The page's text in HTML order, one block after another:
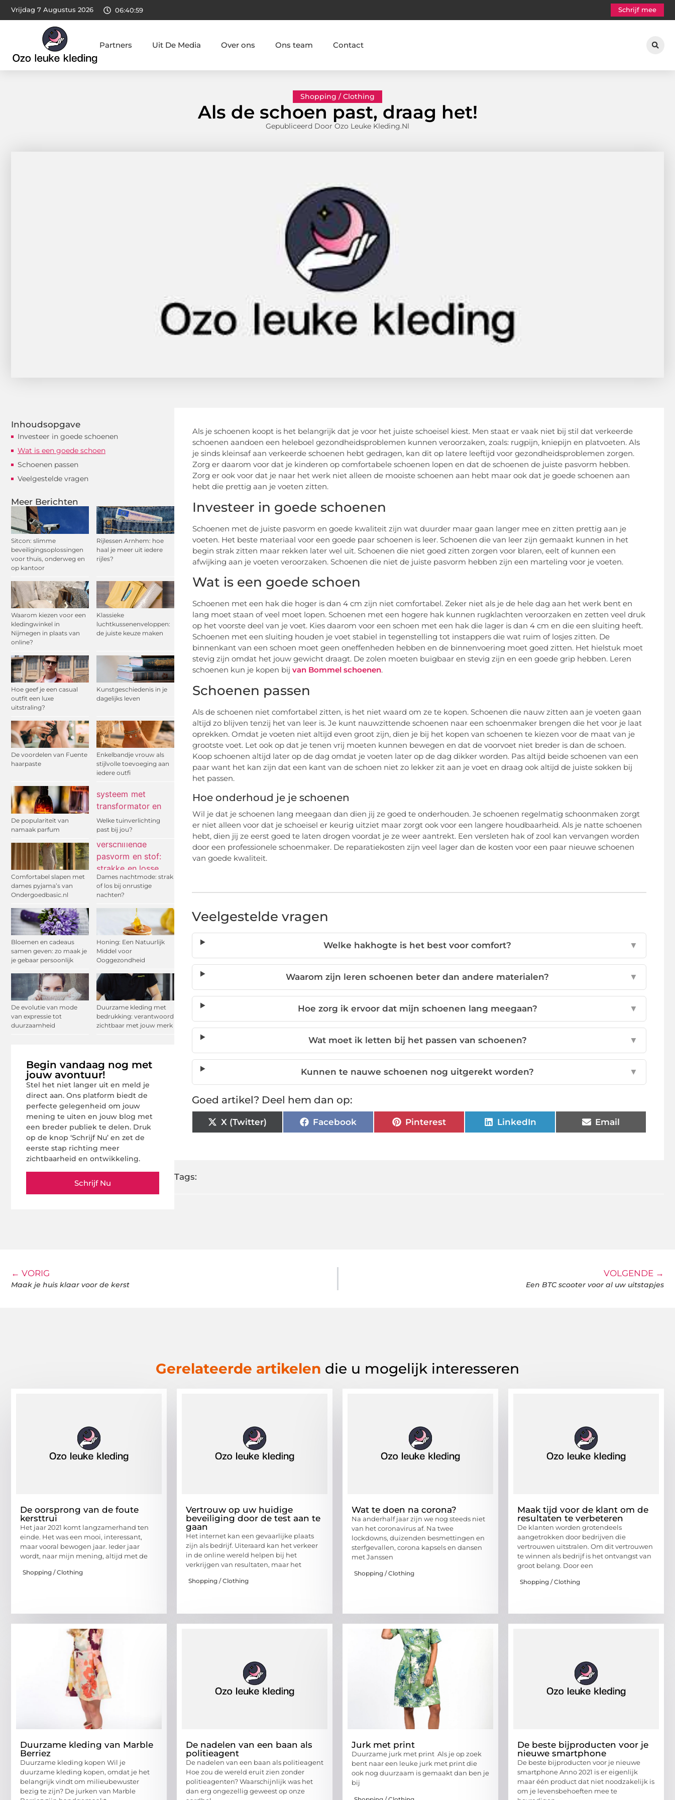
Vrijdag 7 Augustus 2026 06:41:00 Schrijf mee
Partners Uit De Media Over ons Ons team Contact
Shopping / Clothing
Als de schoen past, draag het!
Gepubliceerd Door Ozo Leuke Kleding.nl
Inhoudsopgave
Investeer in goede schoenen
Wat is een goede schoen
Schoenen passen
Veelgestelde vragen
Meer Berichten
Sitcon: slimme
beveiligingsoplossingen
voor thuis, onderweg en
op kantoor
Rijlessen Arnhem: hoe
haal je meer uit iedere
rijles?
Waarom kiezen voor een
kledingwinkel in
Nijmegen in plaats van
online?
Klassieke
luchtkussenenveloppen:
de juiste keuze maken
Hoe geef je een casual
outfit een luxe
uitstraling?
Kunstgeschiedenis in je
dagelijks leven
De voordelen van Fuente
haarpaste
Enkelbandje vrouw als
stijlvolle toevoeging aan
iedere outfi
De populariteit van
namaak parfum
Welke tuinverlichting
past bij jou?
Comfortabel slapen met
dames pyjama’s van
Ondergoedbasic.nl
Dames nachtmode: strak
of los bij onrustige
nachten?
Bloemen en cadeaus
samen geven: zo maak je
je gebaar persoonlijk
Honing: Een Natuurlijk
Middel voor
Ooggezondheid
De evolutie van mode
van expressie tot
duurzaamheid
Duurzame kleding met
bedrukking: verantwoord
zichtbaar met jouw merk
Begin vandaag nog met
jouw avontuur!
Stel het niet langer uit en meld je
direct aan. Ons platform biedt de
perfecte gelegenheid om jouw
mening te uiten en jouw blog met
een breder publiek te delen. Druk
op de knop ‘Schrijf Nu’ en zet de
eerste stap richting meer
zichtbaarheid en ontwikkeling.
Schrijf Nu
Als je schoenen koopt is het belangrijk dat je voor het juiste schoeisel kiest. Men staat er vaak niet bij stil dat verkeerde
schoenen aandoen een heleboel gezondheidsproblemen kunnen veroorzaken, zoals: rugpijn, kniepijn en platvoeten. Als
je sinds kleinsaf aan verkeerde schoenen hebt gedragen, kan dit op latere leeftijd voor gezondheidsproblemen zorgen.
Zorg er daarom voor dat je kinderen op comfortabele schoenen lopen en dat de schoenen de juiste pasvorm hebben.
Zorg er ook voor dat je naar het werk niet alleen de mooiste schoenen aan hebt maar ook dat je goede schoenen aan
hebt die prettig aan je voeten zitten.
Investeer in goede schoenen
Schoenen met de juiste pasvorm en goede kwaliteit zijn wat duurder maar gaan langer mee en zitten prettig aan je
voeten. Het beste materiaal voor een goede paar schoenen is leer. Schoenen die van leer zijn gemaakt kunnen in het
begin strak zitten maar rekken later wel uit. Schoenen die niet goed zitten zorgen voor blaren, eelt of kunnen een
afwijking aan je voeten veroorzaken. Schoenen die niet de juiste pasvorm hebben zijn een marteling voor je voeten.
Wat is een goede schoen
Schoenen met een hak die hoger is dan 4 cm zijn niet comfortabel. Zeker niet als je de hele dag aan het werk bent en
lang moet staan of veel moet lopen. Schoenen met een hogere hak kunnen rugklachten veroorzaken en zetten veel druk
op het voorste deel van je voet. Kies daarom voor een schoen met een hak die lager is dan 4 cm en die een sluiting heeft.
Schoenen met een sluiting houden je voet stabiel in tegenstelling tot instappers die wat ruim of losjes zitten. De
binnenkant van een schoen moet geen oneffenheden hebben en de binnenvoering moet goed zitten. Het hielstuk moet
stevig zijn omdat het jouw gewicht draagt. De zolen moeten buigbaar en stevig zijn en een goede grip hebben. Leren
schoenen kun je kopen bij van Bommel schoenen.
Schoenen passen
Als de schoenen niet comfortabel zitten, is het niet waard om ze te kopen. Schoenen die nauw zitten aan je voeten gaan
altijd zo blijven tenzij het van leer is. Je kunt nauwzittende schoenen naar een schoenmaker brengen die het voor je laat
oprekken. Omdat je voeten niet altijd even groot zijn, dien je bij het kopen van schoenen te kiezen voor de maat van je
grootste voet. Let ook op dat je tenen vrij moeten kunnen bewegen en dat de voorvoet niet breder is dan de schoen.
Koop schoenen altijd later op de dag omdat je voeten later op de dag dikker worden. Pas altijd beide schoenen van een
paar want het kan zijn dat een kant van de schoen niet zo lekker zit aan je voet en draag ook altijd de juiste sokken bij
het passen.
Hoe onderhoud je je schoenen
Wil je dat je schoenen lang meegaan dan dien jij ze goed te onderhouden. Je schoenen regelmatig schoonmaken zorgt
er niet alleen voor dat je schoeisel er keurig uitziet maar zorgt ook voor een langere houdbaarheid. Als je natte schoenen
hebt, dien jij ze eerst goed te laten drogen voordat je ze weer aantrekt. Een versleten hak of zool kan vervangen worden
door een professionele schoenmaker. De reparatiekosten zijn veel lager dan de kosten voor een paar nieuwe schoenen
van goede kwaliteit.
Veelgestelde vragen
Welke hakhogte is het best voor comfort? ▼
Waarom zijn leren schoenen beter dan andere materialen? ▼
Hoe zorg ik ervoor dat mijn schoenen lang meegaan? ▼
Wat moet ik letten bij het passen van schoenen? ▼
Kunnen te nauwe schoenen nog uitgerekt worden? ▼
Goed artikel? Deel hem dan op:
X (Twitter) Facebook Pinterest LinkedIn Email
Tags:
← VORIG
Maak je huis klaar voor de kerst
VOLGENDE →
Een BTC scooter voor al uw uitstapjes
Gerelateerde artikelen die u mogelijk interesseren
De oorsprong van de foute
kersttrui
Het jaar 2021 komt langzamerhand ten
einde. Het was een mooi, interessant,
maar vooral bewogen jaar. Ieder jaar
wordt, naar mijn mening, altijd met de
Shopping / Clothing
Vertrouw op uw huidige
beveiliging door de test aan te
gaan
Het internet kan een gevaarlijke plaats
zijn als bedrijf. Uiteraard kan het verkeer
in de online wereld helpen bij het
verkrijgen van resultaten, maar het
Shopping / Clothing
Wat te doen na corona?
Na anderhalf jaar zijn we nog steeds niet
van het coronavirus af. Na twee
lockdowns, duizenden besmettingen en
sterfgevallen, corona kapsels en dansen
met Janssen
Shopping / Clothing
Maak tijd voor de klant om de
resultaten te verbeteren
De klanten worden grotendeels
aangetrokken door bedrijven die
vertrouwen uitstralen. Om dit vertrouwen
te winnen als bedrijf is het ontvangst van
groot belang. Door een
Shopping / Clothing
Duurzame kleding van Marble
Berriez
Duurzame kleding kopen Wil je
duurzame kleding kopen, omdat je het
belangrijk vindt om milieubewuster
bezig te zijn? De jurken van Marble
De nadelen van een baan als
politieagent
De nadelen van een baan als politieagent
Hoe zou de wereld eruit zien zonder
politieagenten? Waarschijnlijk was het
dan erg ongezellig geweest op onze
Jurk met print
Duurzame jurk met print Als je op zoek
bent naar een leuke jurk met print die
ook nog duurzaam is gemaakt dan ben je
bij
De beste bijproducten voor je
nieuwe smartphone
De beste bijproducten voor je nieuwe
smartphone Anno 2021 is er eigenlijk
maar één product dat niet noodzakelijk is
om je levensbehoeften mee te